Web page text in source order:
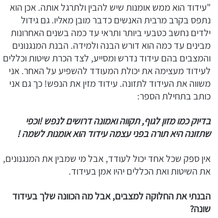
"עידוד הוא ממש אומנות שיש להבין ולתרגל אותה. אכן הוא
נתפס בקרב מרבית האנשים כדבר מובן מאליו. גם גידול
ילדים נחשב כטבעי ביותר ותראי עד כמה בשנים האחרונות
מבינים עד כמה הוא דורש הבנה ולמידה. הבנת המנגנונים
והמצבים בהם עידוד נדרש ומסייע, לצד הכרת שיטות וכללים
לעידוד מעצימה את יכולת המעודד להשפיע על האחר. אני
משווה את העידוד לתזונה. עידוד מזין את הנפש! כך גם אני
כותב בתחילת הספר:
בדיוק כמו מזון לגוף, תקווה ואמונה דרושים לנפש!וכפי
שתזונה היא תורה בפני עצמה עידוד הוא אומנות לשמה!
אין ספק שכל אחד יכול לעודד, אבל מי שמבין את המנגנונים,
את השיטות ואת הכללים יהיו אמן בעידוד.
הבנתי את החלוקה למצבים, אבל מה הכוונה שלך בעידוד
שונה?